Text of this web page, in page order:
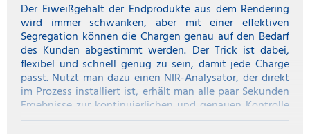
Der Eiweißgehalt der Endprodukte aus dem Rendering
wird immer schwanken, aber mit einer effektiven
Segregation können die Chargen genau auf den Bedarf
des Kunden abgestimmt werden. Der Trick ist dabei,
flexibel und schnell genug zu sein, damit jede Charge
passt. Nutzt man dazu einen NIR-Analysator, der direkt
im Prozess installiert ist, erhält man alle paar Sekunden
Ergebnisse zur kontinuierlichen und genauen Kontrolle
des Proteins.